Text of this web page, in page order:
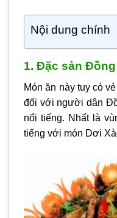
Nội dung chính
1. Đặc sản
Món ăn này tuy có
đối với người dân
nổi tiếng. Nhất là
tiếng với món Dơi